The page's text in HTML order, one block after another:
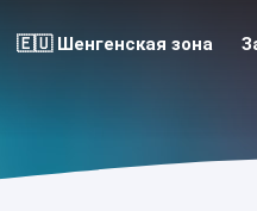
🇪🇺 Шенгенская зона